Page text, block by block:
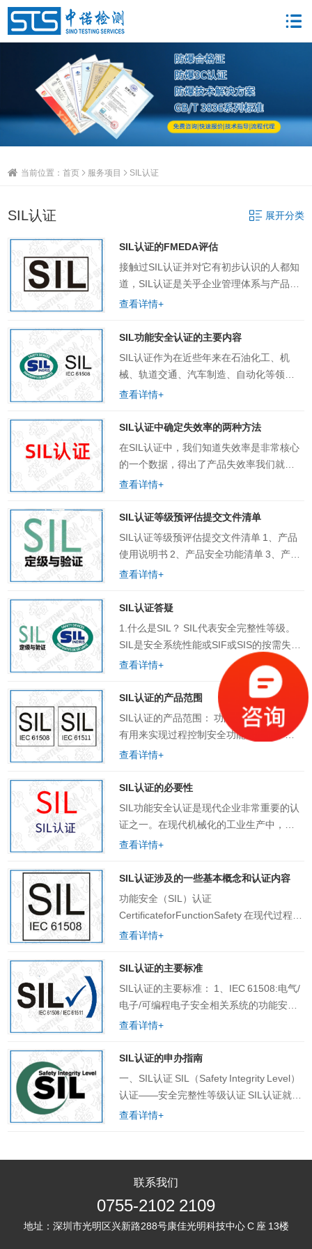
当前位置：首页 服务项目 SIL认证
SIL认证 展开分类
SIL认证的FMEDA评估
接触过SIL认证并对它有初步认识的人都知
道，SIL认证是关乎企业管理体系与产品质
量两个方面的认证，不仅具体的产品从设
设计过程，整个产品的生产实现过程也要
实现失效风险……
查看详情+
SIL功能安全认证的主要内容
SIL认证作为在近些年来在石油化工、机
械、轨道交通、汽车制造、自动化等领域
兴起的安全认证项目，正在受到越来越多
题，SIL认证的主要考察重点或者说是它所
关心的问题是什么呢? SIL认证又可以称之
为功能安全认证，它的中心就是产品的安
是否能可靠的，安全的实现。比如一个照
它的光照……
查看详情+
SIL认证中确定失效率的两种方法
在SIL认证中，我们知道失效率是非常核心
的一个数据，得出了产品失效率我们就可
以知道这个产品是不是符合相应SIL等级的
什么等等，那么在中国化的SIL认证标准
GB/T ……
查看详情+
SIL认证等级预评估提交文件清单
SIL认证等级预评估提交文件清单 1、产品
使用说明书 2、产品安全功能清单 3、产品
安全手册 4、失效模式分析（FMEDA）
证书) 6、产品照片( 包含代表型号产品正面
照、侧面照） 7、产品设计资料（图纸，材
质报告，计算书等） 8、其他资料服务热
线：18924609560（微信同号）
查看详情+
SIL认证答疑
1.什么是SIL？ SIL代表安全完整性等级。
SIL是安全系统性能或SIF或SIS的按需失效
概率（PFD）的度量。有四个与SIL相关的
离散完整性级别。 SIL等级越高，对安全系
统的需求失败概……
查看详情+
SIL认证的产品范围
SIL认证的产品范围： 功能安全认证适用所
有用来实现过程控制安全功能的设备，主
要分为安全部件类和安全系统类。 1、安全
变送器、物位变送器、物位开关、可编程
控制器、逻辑解算器、现场安全执行机构
（气动/液动/电动）、安全开关、安全阀
离栅等。 2、安全系统类：SIS（安全仪表
查看详情+
SIL认证的必要性
SIL功能安全认证是现代企业非常重要的认
证之一。在现代机械化的工业生产中，各
种仪器机械在提高生产效率的同时，由于
性，在机械化生产过程中难免会出现各种
各种不可控制的变量和因素。比如设备故
障、仪器短路、系统故障等导致的各种爆
炸、火灾、有毒气体泄漏等对人们生命财
产安全和环境造成严重的危害，甚至是灾
果控制得最少或者在可以接受的范围内
呢？……
查看详情+
SIL认证涉及的一些基本概念和认证内容
功能安全（SIL）认证
CertificateforFunctionSafety 在现代过程工
业生产中,由于设备繁复,工艺复杂,要求整个
旦系统中的过程成套仪……
查看详情+
SIL认证的主要标准
SIL认证的主要标准： 1、IEC 61508:电气/
电子/可编程电子安全相关系统的功能安全
性 （1）IEC61508标准规定了常规系统
求。这些要求涵盖了一般安全管理系统、
具体产品设计和符合安全要求的过程设
计，其目标是既避免系统性设计故障，又
准的主要目标为： 对所有的包括软、硬
查看详情+
SIL认证的申办指南
一、SIL认证 SIL（Safety Integrity Level）
认证——安全完整性等级认证 SIL认证就是
基于IEC 61508（GB/T 20438）, IEC
查看详情+
联系我们
0755-2102 2109
地址： 深圳市光明区兴新路288号康佳光明科技中心 C 座 13楼